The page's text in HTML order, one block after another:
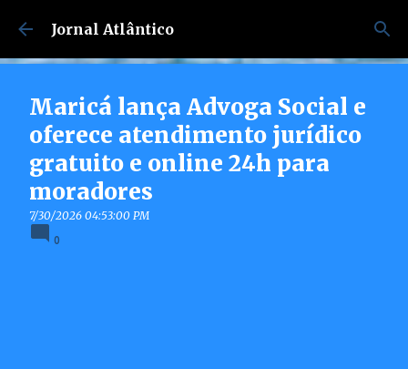
Pular para o conteúdo principal
Jornal Atlântico
Maricá lança Advoga Social e
oferece atendimento jurídico
gratuito e online 24h para
moradores
7/30/2026 04:53:00 PM
0